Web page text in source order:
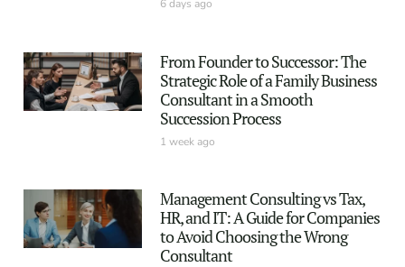
6 days ago
From Founder to Successor: The
Strategic Role of a Family Business
Consultant in a Smooth
Succession Process
1 week ago
Management Consulting vs Tax,
HR, and IT: A Guide for Companies
to Avoid Choosing the Wrong
Consultant